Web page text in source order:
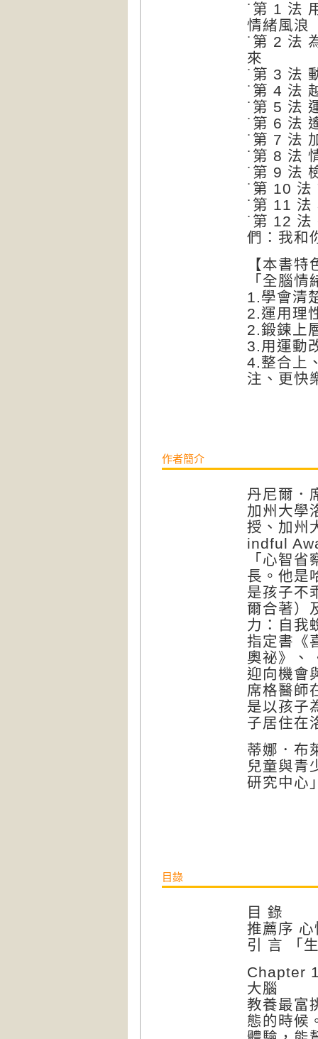
˙第 1 法
情緒風浪
˙第 2 法
來
˙第 3 法
˙第 4 法
˙第 5 法
˙第 6 法
˙第 7 法
˙第 8 法
˙第 9 法
˙第 10 法
˙第 11 法
˙第 12 法
們：我和
【本書特
「全腦
1.學會清
2.運用理
2.鍛鍊上
3.用運動
4.整合上
注、更快
作者簡介
丹尼爾．
加州大學
授、加州
indful
「心智
長。他是
是孩子不
爾合著）
力：自我
指定書《
奧祕》、
迎向機會
席格醫師
是以孩子
子居住在
蒂娜．布
兒童與青
研究中心
目錄
目 錄
推薦序
引 言 「
Chapter
大腦
教養最富
態的時候